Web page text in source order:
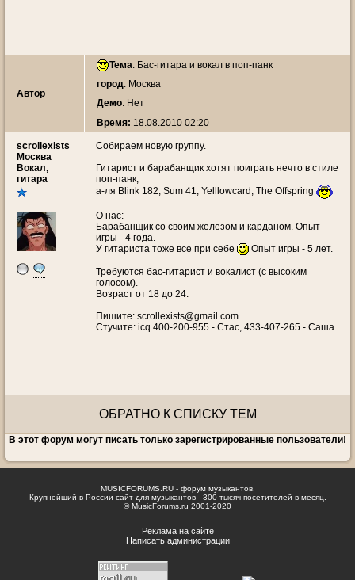
Автор
Тема: Бас-гитара и вокал в поп-панк
город: Москва
Демо: Нет
Время: 18.08.2010 02:20
scrollexists
Москва
Вокал,
гитара
Собираем новую группу.
Гитарист и барабанщик хотят поиграть нечто в стиле
поп-панк,
а-ля Blink 182, Sum 41, Yelllowcard, The Offspring
О нас:
Барабанщик со своим железом и карданом. Опыт
игры - 4 года.
У гитариста тоже все при себе
Опыт игры - 5 лет.
Требуются бас-гитарист и вокалист (c высоким
голосом).
Возраст от 18 до 24.
Пишите: scrollexists@gmail.com
Стучите: icq 400-200-955 - Стас, 433-407-265 - Саша.
ОБРАТНО К СПИСКУ ТЕМ
В этот форум могут писать только зарегистрированные пользователи!
MUSICFORUMS.RU - форум музыкантов.
Крупнейший в России сайт для музыкантов - 300 тысяч посетителей в месяц.
© MusicForums.ru 2001-2020
Реклама на сайте
Написать администрации